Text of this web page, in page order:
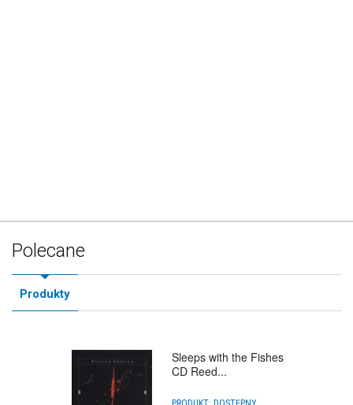
Polecane
Produkty
Sleeps with the Fishes
CD Reed...